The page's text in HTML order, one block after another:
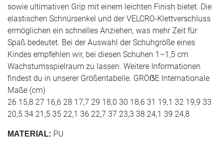
sowie ultimativen Grip mit einem leichten Finish bietet. Die
elastischen Schnürsenkel und der VELCRO-Klettverschluss
ermöglichen ein schnelles Anziehen, was mehr Zeit für
Spaß bedeutet. Bei der Auswahl der Schuhgröße eines
Kindes empfehlen wir, bei diesen Schuhen 1–1,5 cm
Wachstumsspielraum zu lassen. Weitere Informationen
findest du in unserer Größentabelle. GRÖẞE Internationale
Maße (cm)
26 15,8 27 16,6 28 17,7 29 18,0 30 18,6 31 19,1 32 19,9 33
20,5 34 21,5 35 22,1 36 22,7 37 23,3 38 24,1 39 24,8
MATERIAL: PU